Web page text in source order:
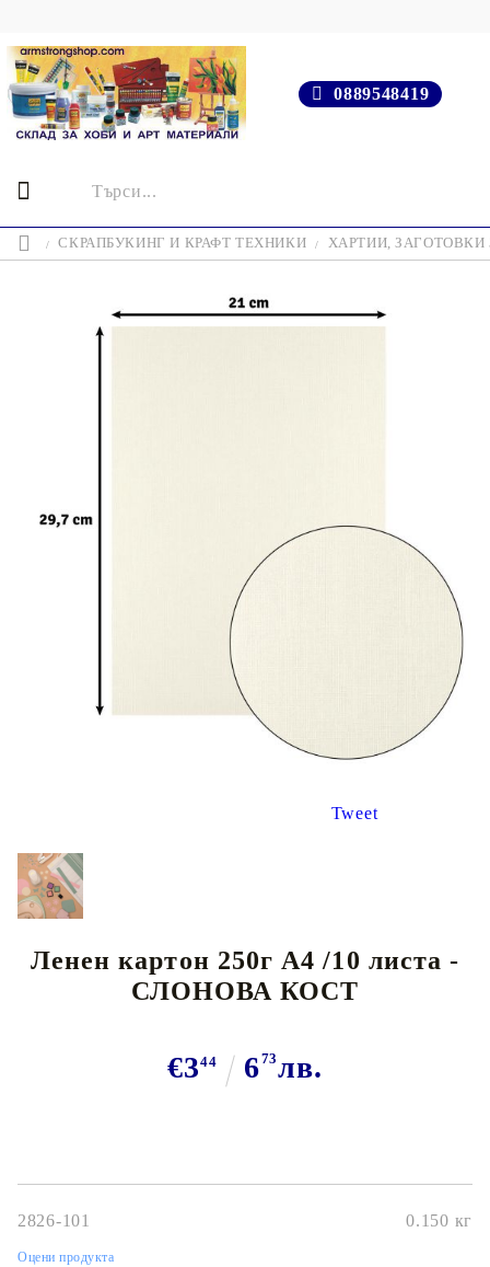
0889548419
СКРАПБУКИНГ И КРАФТ ТЕХНИКИ ХАРТИИ,
Tweet
Ленен картон 250г А4 /10 листа -
СЛОНОВА КОСТ
€344 673лв.
2826-101 0.150 кг
Оцени продукта